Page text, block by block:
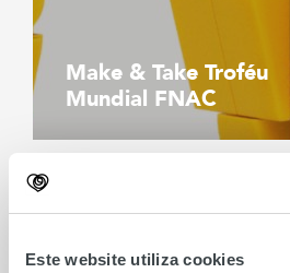
Este website utiliza cookies
Make & Take Troféu
Mundial FNAC